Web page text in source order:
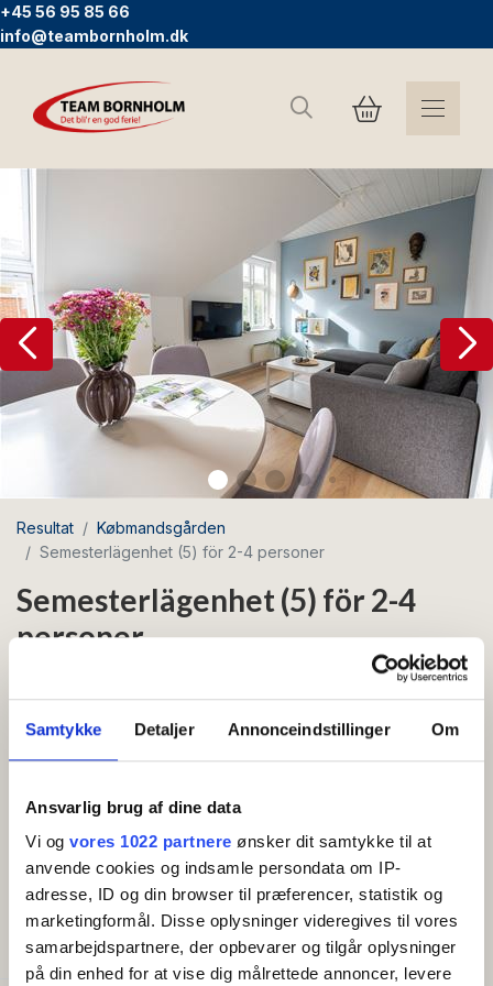
Samtykke Detaljer Annonceindstillinger Om
Ansvarlig brug af dine data
Vi og vores 1022 partnere ønsker dit samtykke til at
anvende cookies og indsamle persondata om IP-
adresse, ID og din browser til præferencer, statistik og
marketingformål. Disse oplysninger videregives til vores
samarbejdspartnere, der opbevarer og tilgår oplysninger
på din enhed for at vise dig målrettede annoncer, levere
+45 56 95 85 66
info@teambornholm.dk
Sök
Resultat
Købmandsgården
Semesterlägenhet (5) för 2-4 personer
Semesterlägenhet (5) för 2-4
personer
Fin och mysig semesterlägenhet för 2–4 personer
med egen terrass och havsglimt.
Se fram emot härliga semesterdagar i denna lägenhet
mitt i hjärtat av Gudhjem. Lägenheten är 40 m² och
ligger på första våningen, där ni kan njuta av en
vacker utsikt över stadens charmiga, röda tak och en
Visa mer
BEKVÄMLIGHETER